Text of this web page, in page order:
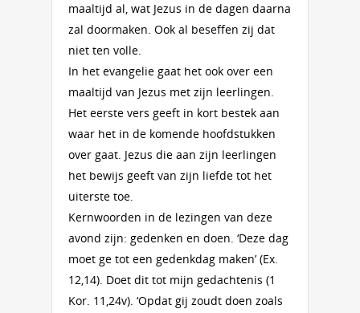
maaltijd al, wat Jezus in de dagen daarna
zal doormaken. Ook al beseffen zij dat
niet ten volle.
In het evangelie gaat het ook over een
maaltijd van Jezus met zijn leerlingen.
Het eerste vers geeft in kort bestek aan
waar het in de komende hoofdstukken
over gaat. Jezus die aan zijn leerlingen
het bewijs geeft van zijn liefde tot het
uiterste toe.
Kernwoorden in de lezingen van deze
avond zijn: gedenken en doen. ‘Deze dag
moet ge tot een gedenkdag maken’ (Ex.
12,14). Doet dit tot mijn gedachtenis (1
Kor. 11,24v). ‘Opdat gij zoudt doen zoals